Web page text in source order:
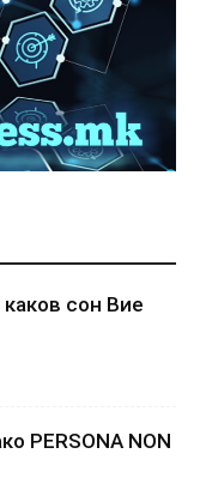
сон Вие
PERSONA NON